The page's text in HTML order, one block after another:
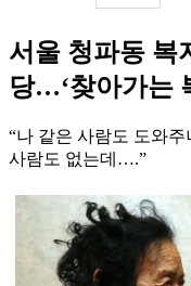
서울 청파동 복
당…‘찾아가는
“나 같은 사람도 도와
사람도 없는데….”